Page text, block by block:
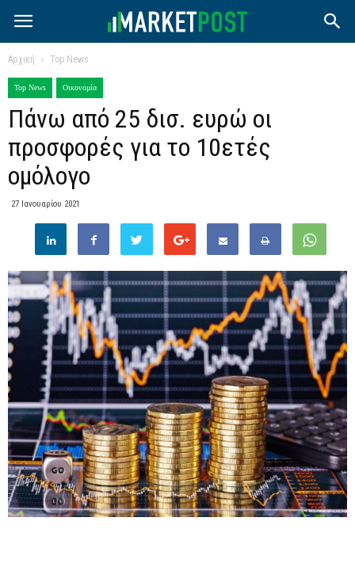
Αρχική Top News
Top News Οικονομία
Πάνω από 25 δισ. ευρώ οι
προσφορές για το 10ετές
ομόλογο
27 Ιανουαρίου 2021